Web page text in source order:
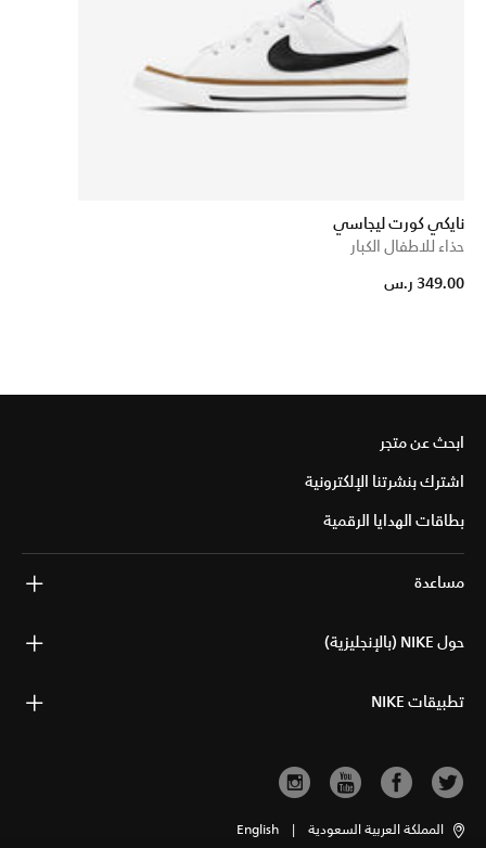
نايكي كورت ليجاسي
حذاء للاطفال الكبار
349.00 ر.س
ابحث عن متجر
اشترك بنشرتنا الإلكترونية
بطاقات الهدايا الرقمية
مساعدة
حول NIKE (بالإنجليزية)
تطبيقات NIKE
المملكة العربية السعودية |
English